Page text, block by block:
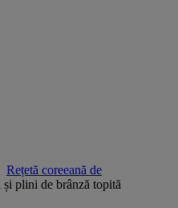
Rețetă coreeană de
plini de brânză topită